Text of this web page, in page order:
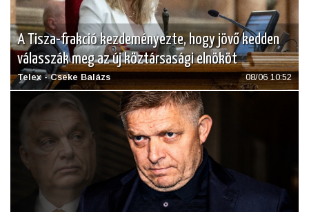
A Tisza-frakció kezdeményezte, hogy jövő kedden
válasszák meg az új köztársasági elnököt
Telex - Cseke Balázs 08/06 10:52